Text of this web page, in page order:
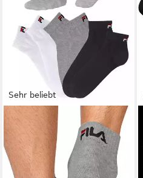
Sehr beliebt
Kurzsocken UNISEX
INVISIBLE PLAIN SOCKS (6-
Paar, 6 Paar)
Baumwollmischung,